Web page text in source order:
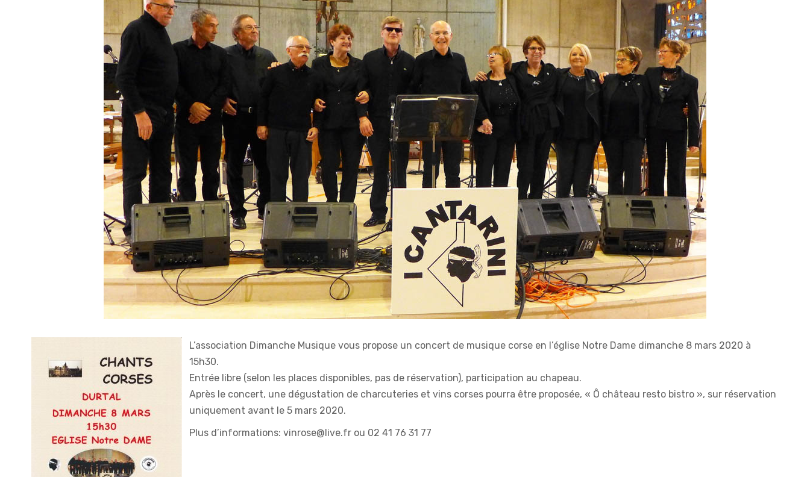
L’association Dimanche Musique vous propose un concert de musique corse en l’église Notre Dame dimanche 8 mars 2020 à
15h30.
Entrée libre (selon les places disponibles, pas de réservation), participation au chapeau.
Après le concert, une dégustation de charcuteries et vins corses pourra être proposée, « Ô château resto bistro », sur réservation
uniquement avant le 5 mars 2020.
Plus d’informations: vinrose@live.fr ou 02 41 76 31 77